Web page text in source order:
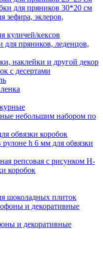
для пряников 30*20 см
зефира, эклеров,
куличей/кексов
для пряников, леденцов,
наклейки и другой декор
с десертами
небольшим набором по
обвязки коробок
рулоне h 6 мм для обвязки
репсовая с рисунком H-
коробок
шоколадных плиток
и декоративные